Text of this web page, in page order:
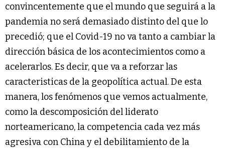
convincentemente que el mundo que seguirá a la
pandemia no será demasiado distinto del que lo
precedió; que el Covid-19 no va tanto a cambiar la
dirección básica de los acontecimientos como a
acelerarlos. Es decir, que va a reforzar las
caracteristicas de la geopolítica actual. De esta
manera, los fenómenos que vemos actualmente,
como la descomposición del liderato
norteamericano, la competencia cada vez más
agresiva con China y el debilitamiento de la